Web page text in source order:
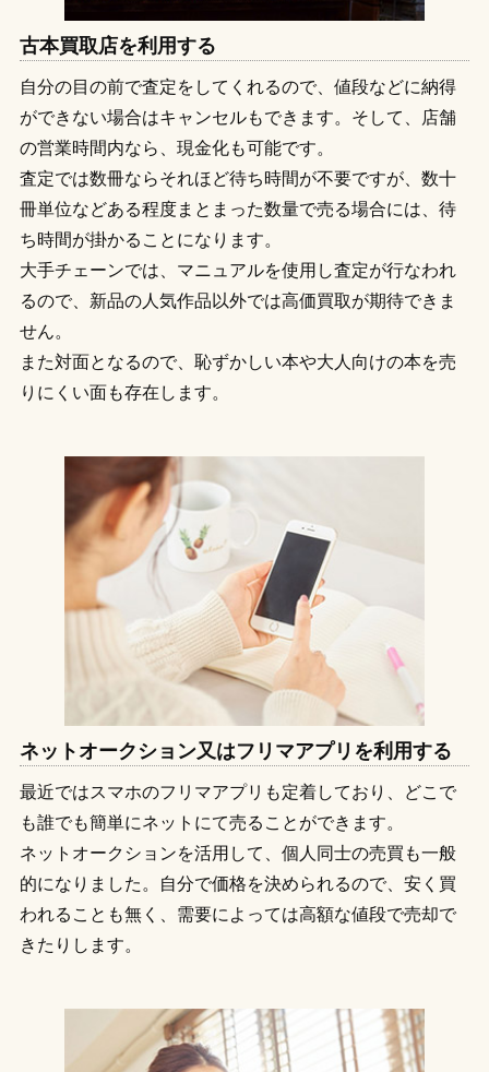
古本買取店を利用する
自分の目の前で査定をしてくれるので、値段などに納得
ができない場合はキャンセルもできます。そして、店舗
の営業時間内なら、現金化も可能です。
査定では数冊ならそれほど待ち時間が不要ですが、数十
冊単位などある程度まとまった数量で売る場合には、待
ち時間が掛かることになります。
大手チェーンでは、マニュアルを使用し査定が行なわれ
るので、新品の人気作品以外では高価買取が期待できま
せん。
また対面となるので、恥ずかしい本や大人向けの本を売
りにくい面も存在します。
ネットオークション又はフリマアプリを利用する
最近ではスマホのフリマアプリも定着しており、どこで
も誰でも簡単にネットにて売ることができます。
ネットオークションを活用して、個人同士の売買も一般
的になりました。自分で価格を決められるので、安く買
われることも無く、需要によっては高額な値段で売却で
きたりします。